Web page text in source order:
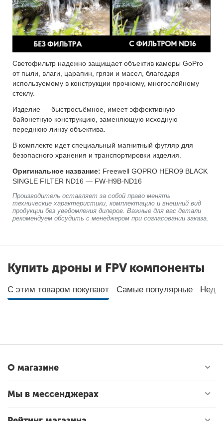
Светофильтр надежно защищает объектив камеры GoPro
от пыли, влаги, царапин, грязи и масел, благодаря
используемому в конструкции прочному, многослойному
стеклу.
Изделие — быстросъёмное, имеет эффективную
байонетную конструкцию, заменяющую исходную
переднюю линзу объектива.
В комплекте идет специальный магнитный футляр для
безопасного хранения и транспортировки изделия.
Оригинальное название: Freewell GOPRO HERO9 BLACK
SINGLE FILTER ND16 — FW-H9B-ND16
Производитель оставляет за собой право менять
технические характеристики, комплектацию и внешний вид
продукции без уведомления дилеров. Важные для вас детали
рекомендуем обсудить с менеджером при согласовании заказа.
Купить дроны и FPV компоненты
С этим товаром покупают Самые популярные
О магазине
Мы в мессенджерах